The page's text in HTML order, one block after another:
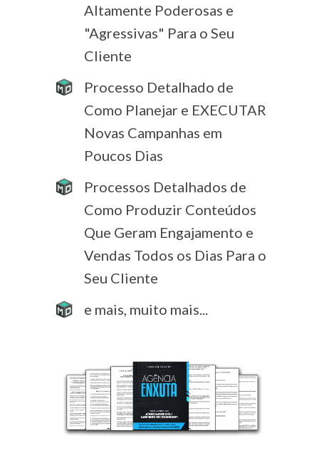
Altamente Poderosas e
"Agressivas" Para o Seu
Cliente
Processo Detalhado de
Como Planejar e EXECUTAR
Novas Campanhas em
Poucos Dias
Processos Detalhados de
Como Produzir Conteúdos
Que Geram Engajamento e
Vendas Todos os Dias Para o
Seu Cliente
e mais, muito mais...